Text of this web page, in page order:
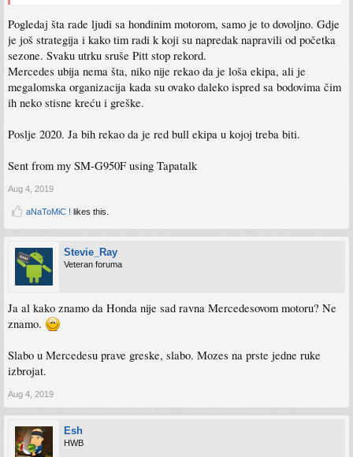
Pogledaj šta rade ljudi sa hondinim motorom, samo je to dovoljno. Gdje
je još strategija i kako tim radi k koji su napredak napravili od početka
sezone. Svaku utrku sruše Pitt stop rekord.
Mercedes ubija nema šta, niko nije rekao da je loša ekipa, ali je
megalomska organizacija kada su ovako daleko ispred sa bodovima čim
ih neko stisne kreću i greške.
Poslje 2020. Ja bih rekao da je red bull ekipa u kojoj treba biti.
Sent from my SM-G950F using Tapatalk
Aug 4, 2019
aNaToMiC ! likes this.
Stevie_Ray
Veteran foruma
Ja al kako znamo da Honda nije sad ravna Mercedesovom motoru? Ne
znamo.
Slabo u Mercedesu prave greske, slabo. Mozes na prste jedne ruke
izbrojat.
Aug 4, 2019
Esh
HWB